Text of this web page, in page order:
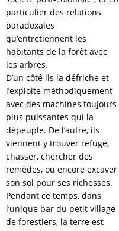
particulier des relations
paradoxales
qu’entretiennent les
habitants de la forêt avec
les arbres.
D’un côté ils la défriche et
l’exploite méthodiquement
avec des machines toujours
plus puissantes qui la
dépeuple. De l’autre, ils
viennent y trouver refuge,
chasser, chercher des
remèdes, ou encore excaver
son sol pour ses richesses.
Pendant ce temps, dans
l’unique bar du petit village
de forestiers, la terre est